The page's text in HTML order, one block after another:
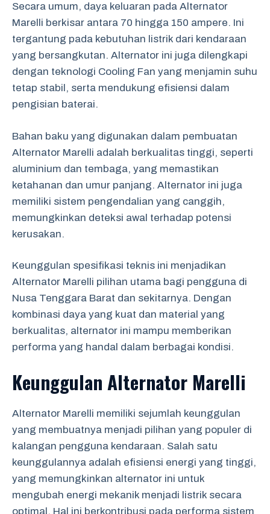
Secara umum, daya keluaran pada Alternator
Marelli berkisar antara 70 hingga 150 ampere. Ini
tergantung pada kebutuhan listrik dari kendaraan
yang bersangkutan. Alternator ini juga dilengkapi
dengan teknologi Cooling Fan yang menjamin suhu
tetap stabil, serta mendukung efisiensi dalam
pengisian baterai.
Bahan baku yang digunakan dalam pembuatan
Alternator Marelli adalah berkualitas tinggi, seperti
aluminium dan tembaga, yang memastikan
ketahanan dan umur panjang. Alternator ini juga
memiliki sistem pengendalian yang canggih,
memungkinkan deteksi awal terhadap potensi
kerusakan.
Keunggulan spesifikasi teknis ini menjadikan
Alternator Marelli pilihan utama bagi pengguna di
Nusa Tenggara Barat dan sekitarnya. Dengan
kombinasi daya yang kuat dan material yang
berkualitas, alternator ini mampu memberikan
performa yang handal dalam berbagai kondisi.
Keunggulan Alternator Marelli
Alternator Marelli memiliki sejumlah keunggulan
yang membuatnya menjadi pilihan yang populer di
kalangan pengguna kendaraan. Salah satu
keunggulannya adalah efisiensi energi yang tinggi,
yang memungkinkan alternator ini untuk
mengubah energi mekanik menjadi listrik secara
optimal. Hal ini berkontribusi pada performa sistem